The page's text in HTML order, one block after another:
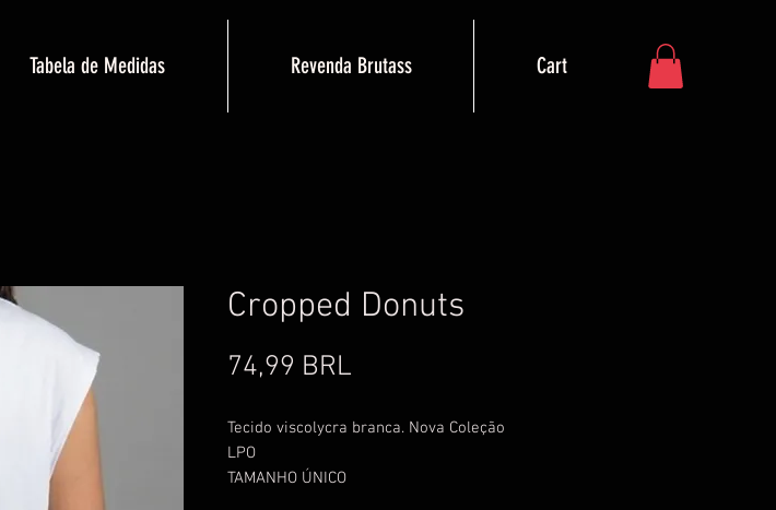
Tabela de Medidas Revenda Brutass Cart
Cropped Donuts
74,99 BRL
Tecido viscolycra branca. Nova Coleção
LPO
TAMANHO ÚNICO